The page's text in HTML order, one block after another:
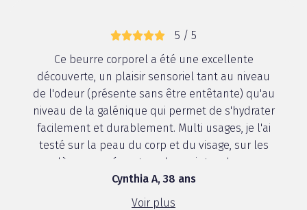
5 / 5
Ce beurre corporel a été une excellente
découverte, un plaisir sensoriel tant au niveau
de l'odeur (présente sans être entêtante) qu'au
niveau de la galénique qui permet de s'hydrater
facilement et durablement. Multi usages, je l'ai
testé sur la peau du corp et du visage, sur les
lèvres gercées et sur les pointes des ...
Cynthia A, 38 ans
Voir plus